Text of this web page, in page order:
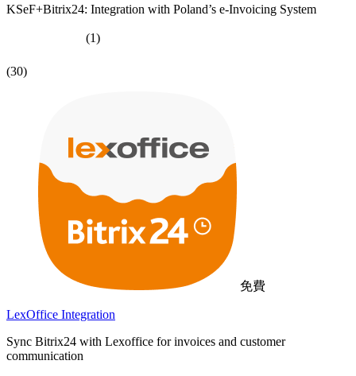
KSeF+Bitrix24: Integration with Poland’s e-Invoicing System
(1)
(30)
免費
LexOffice Integration
Sync Bitrix24 with Lexoffice for invoices and customer
communication